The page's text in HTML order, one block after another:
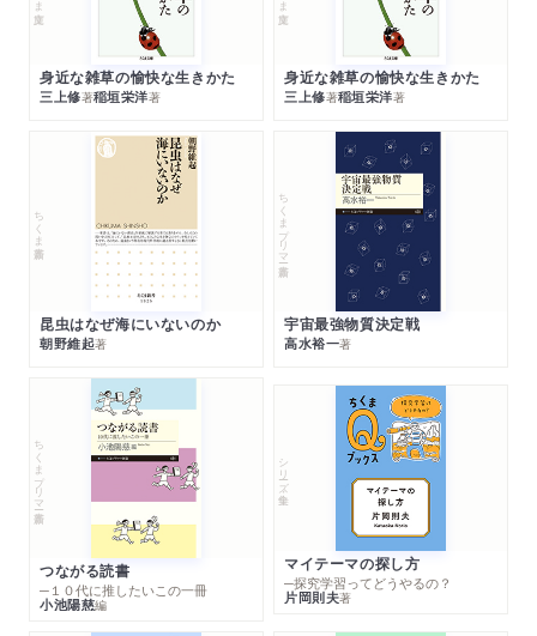
身近な雑草の愉快な生きかた
三上修著稲垣栄洋著
身近な雑草の愉快な生きかた
三上修著稲垣栄洋著
ちくま新書
昆虫はなぜ海にいないのか
朝野維起著
ちくまプリマー新書
宇宙最強物質決定戦
高水裕一著
ちくまプリマー新書
つながる読書
─１０代に推したいこの一冊
小池陽慈編
シリーズ・全集
マイテーマの探し方
─探究学習ってどうやるの？
片岡則夫著